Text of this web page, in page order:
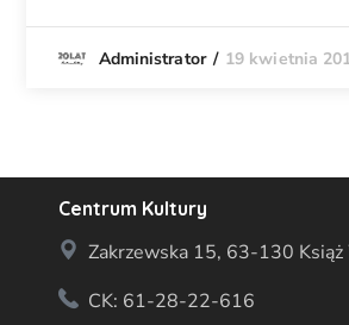
Administrator 19 kwietnia
Centrum Kultury
Zakrzewska 15, 63-130
CK: 61-28-22-616